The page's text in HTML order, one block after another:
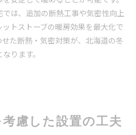
は、追加の断熱工事や気密性向上
トストーブの暖房効果を最大化で
た断熱・気密対策が、北海道の冬
ります。
慮した設置の工夫